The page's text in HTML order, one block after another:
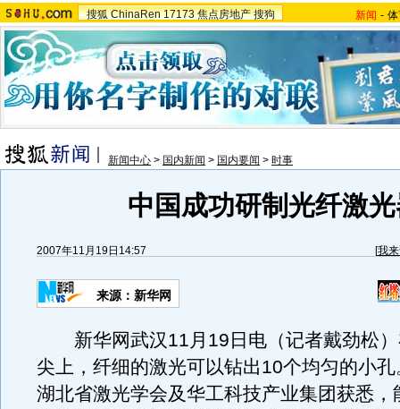
搜狐 ChinaRen 17173 焦点房地产 搜狗 新闻 -
新闻中心 > 国内新闻 > 国内要闻 > 时事
中国成功研制光纤激
2007年11月19日14:57 [我
来源：新华网
新华网武汉11月19日电（记者戴劲松）
尖上，纤细的激光可以钻出10个均匀的小
湖北省激光学会及华工科技产业集团获悉，